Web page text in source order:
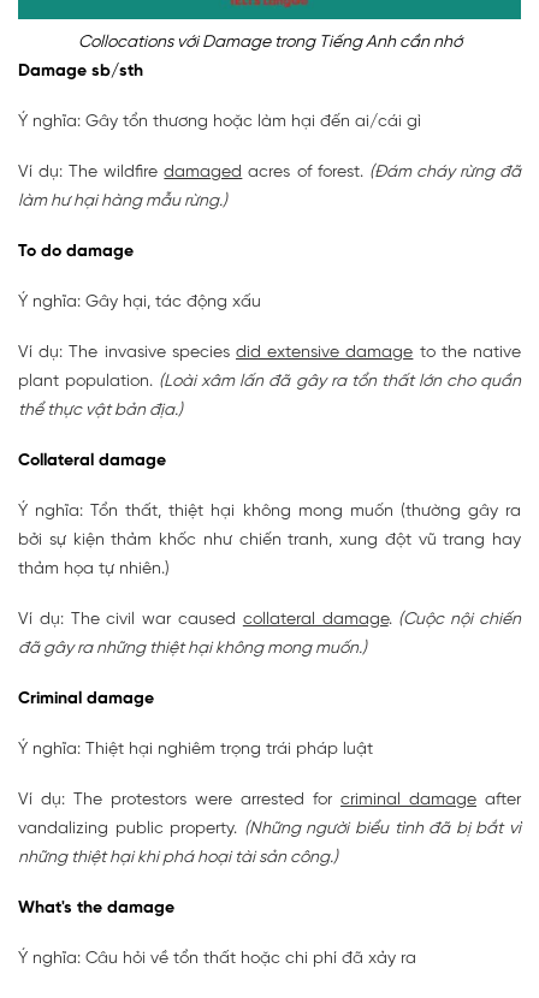
Collocations với Damage trong Tiếng Anh cần nhớ
Damage sb/sth
Ý nghĩa: Gây tổn thương hoặc làm hại đến ai/cái gì
Ví dụ: The wildfiredamaged acres of forest. (Đám cháy rừng đã
làm hư hại hàng mẫu rừng.)
To do damage
Ý nghĩa: Gây hại, tác động xấu
Ví dụ: The invasive species did extensive damage to the native
plant population. (Loài xâm lấn đã gây ra tổn thất lớn cho quần
thể thực vật bản địa.)
Collateral damage
Ý nghĩa: Tổn thất, thiệt hại không mong muốn (thường gây ra
bởi sự kiện thảm khốc như chiến tranh, xung đột vũ trang hay
thảm họa tự nhiên.)
Ví dụ: The civil war caused collateral damage. (Cuộc nội chiến
đã gây ra những thiệt hại không mong muốn.)
Criminal damage
Ý nghĩa: Thiệt hại nghiêm trọng trái pháp luật
Ví dụ: The protestors were arrested for criminal damage after
vandalizing public property. (Những người biểu tình đã bị bắt vì
những thiệt hại khi phá hoại tài sản công.)
What's the damage
Ý nghĩa: Câu hỏi về tổn thất hoặc chi phí đã xảy ra